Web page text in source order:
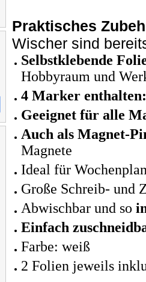
Praktisches
Wischer sind
Selbstklebende
Hobbyraum und
4 Marker enthalten:
Geeignet für alle
Auch als Magnet-
Magnete
Ideal für
Große Schreib- und
Abwischbar und so
Einfach
Farbe: weiß
2 Folien jeweils